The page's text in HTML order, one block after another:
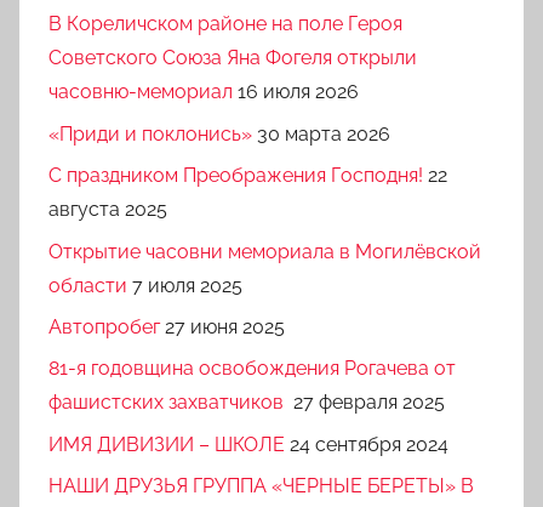
В Кореличском районе на поле Героя
Советского Союза Яна Фогеля открыли
часовню-мемориал 16 июля 2026
«Приди и поклонись» 30 марта 2026
C праздником Преображения Господня! 22
августа 2025
Открытие часовни мемориала в Могилёвской
области 7 июля 2025
Автопробег 27 июня 2025
81-я годовщина освобождения Рогачева от
фашистских захватчиков 27 февраля 2025
ИМЯ ДИВИЗИИ – ШКОЛЕ 24 сентября 2024
НАШИ ДРУЗЬЯ ГРУППА «ЧЕРНЫЕ БЕРЕТЫ» В